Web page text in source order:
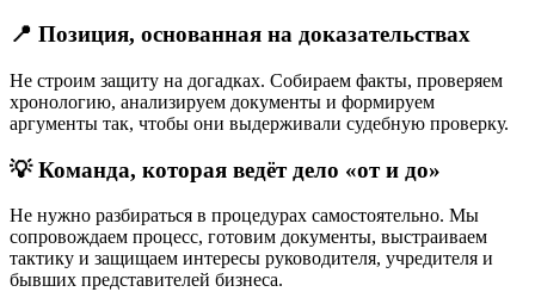
📍 Позиция, основанная на доказательствах
Не строим защиту на догадках. Собираем факты, проверяем
хронологию, анализируем документы и формируем
аргументы так, чтобы они выдерживали судебную проверку.
💡 Команда, которая ведёт дело «от и до»
Не нужно разбираться в процедурах самостоятельно. Мы
сопровождаем процесс, готовим документы, выстраиваем
тактику и защищаем интересы руководителя, учредителя и
бывших представителей бизнеса.